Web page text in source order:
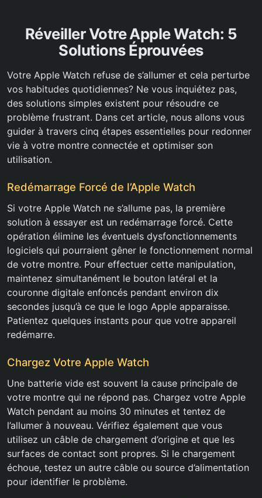
Réveiller Votre Apple Watch: 5
Solutions Éprouvées
Votre Apple Watch refuse de s’allumer et cela perturbe
vos habitudes quotidiennes? Ne vous inquiétez pas,
des solutions simples existent pour résoudre ce
problème frustrant. Dans cet article, nous allons vous
guider à travers cinq étapes essentielles pour redonner
vie à votre montre connectée et optimiser son
utilisation.
Redémarrage Forcé de l’Apple Watch
Si votre Apple Watch ne s’allume pas, la première
solution à essayer est un redémarrage forcé. Cette
opération élimine les éventuels dysfonctionnements
logiciels qui pourraient gêner le fonctionnement normal
de votre montre. Pour effectuer cette manipulation,
maintenez simultanément le bouton latéral et la
couronne digitale enfoncés pendant environ dix
secondes jusqu’à ce que le logo Apple apparaisse.
Patientez quelques instants pour que votre appareil
redémarre.
Chargez Votre Apple Watch
Une batterie vide est souvent la cause principale de
votre montre qui ne répond pas. Chargez votre Apple
Watch pendant au moins 30 minutes et tentez de
l’allumer à nouveau. Vérifiez également que vous
utilisez un câble de chargement d’origine et que les
surfaces de contact sont propres. Si le chargement
échoue, testez un autre câble ou source d’alimentation
pour identifier le problème.